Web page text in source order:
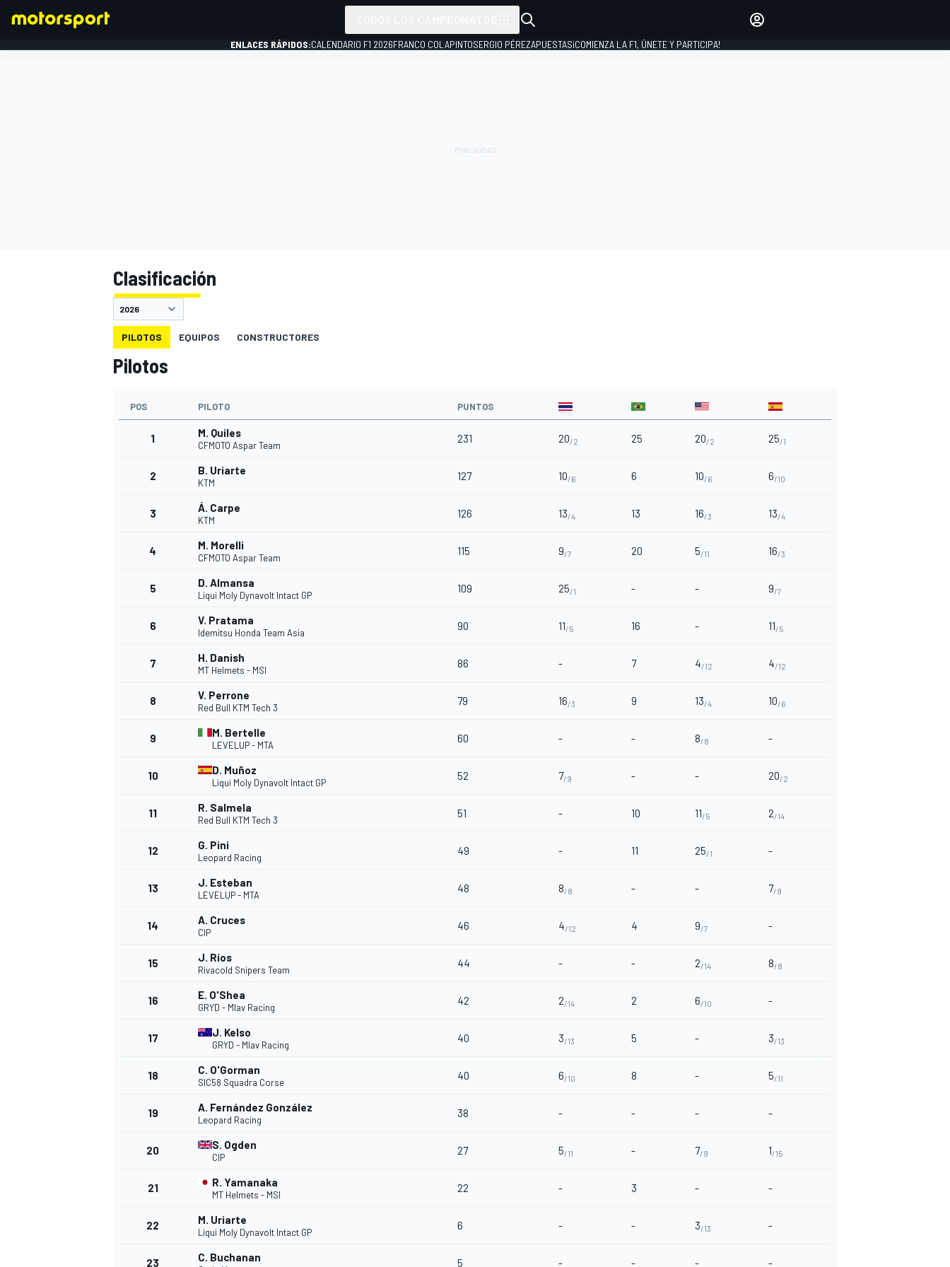
INDYCAR
FÓRMULA E
INICIAR SESIÓN
ENLACES RÁPIDOS:CALENDARIO F1 2026FRANCO COLAPINTOSERGIO PÉREZAPUESTAS¡COMIENZA LA F1, ÚNETE Y PARTICIPA!
Clasificación
PILOTOS EQUIPOS CONSTRUCTORES
Pilotos
POS PILOTO PUNTOS
1 M. Quiles
CFMOTO Aspar Team
231 20/2 25 20/2 25/1
2 B. Uriarte
KTM
127 10/6 6 10/6 6/10
3 Á. Carpe
KTM
126 13/4 13 16/3 13/4
4 M. Morelli
CFMOTO Aspar Team
115 9/7 20 5/11 16/3
5 D. Almansa
Liqui Moly Dynavolt Intact GP
109 25/1 - - 9/7
6 V. Pratama
Idemitsu Honda Team Asia
90 11/5 16 - 11/5
7 H. Danish
MT Helmets - MSI
86 - 7 4/12 4/12
8 V. Perrone
Red Bull KTM Tech 3
79 16/3 9 13/4 10/6
9 M. Bertelle
LEVELUP - MTA
60 - - 8/8 -
10 D. Muñoz
Liqui Moly Dynavolt Intact GP
52 7/9 - - 20/2
11 R. Salmela
Red Bull KTM Tech 3
51 - 10 11/5 2/14
12 G. Pini
Leopard Racing
49 - 11 25/1 -
13 J. Esteban
LEVELUP - MTA
48 8/8 - - 7/9
14 A. Cruces
CIP
46 4/12 4 9/7 -
15 J. Ríos
Rivacold Snipers Team
44 - - 2/14 8/8
16 E. O'Shea
GRYD - Mlav Racing
42 2/14 2 6/10 -
17 J. Kelso
GRYD - Mlav Racing
40 3/13 5 - 3/13
18 C. O'Gorman
SIC58 Squadra Corse
40 6/10 8 - 5/11
19 A. Fernández González
Leopard Racing
38 - - - -
20 S. Ogden
CIP
27 5/11 - 7/9 1/15
21 R. Yamanaka
MT Helmets - MSI
22 - 3 - -
22 M. Uriarte
Liqui Moly Dynavolt Intact GP
6 - - 3/13 -
23 C. Buchanan 5 - - - -